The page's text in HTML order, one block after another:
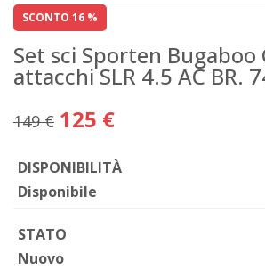
SCONTO 16 %
Set sci Sporten Bugaboo
attacchi SLR 4.5 AC BR.
149 € 125 €
DISPONIBILITÀ
Disponibile
STATO
Nuovo